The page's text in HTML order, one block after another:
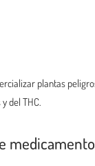
plantas
del THC.